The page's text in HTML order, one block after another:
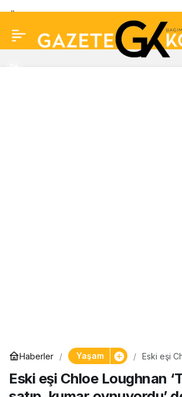
Haberler Yaşam
Eski eşi
Ortaç
Eski eşi Chloe Loughnan
Rüzgar Aksoy ile